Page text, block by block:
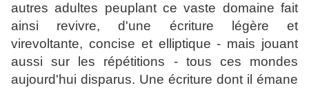
autres adultes peuplant ce vaste domaine fait
ainsi revivre, d'une écriture légère et
virevoltante, concise et elliptique - mais jouant
aussi sur les répétitions - tous ces mondes
aujourd'hui disparus. Une écriture dont il émane